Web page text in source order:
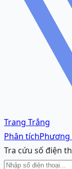
Trang Trắng
Phân tíchPhương
Tra cứu số điện